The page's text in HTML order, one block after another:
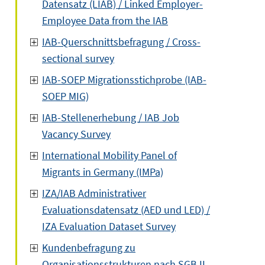
Datensatz (LIAB) / Linked Employer-
Employee Data from the IAB
IAB-Querschnittsbefragung / Cross-
sectional survey
IAB-SOEP Migrationsstichprobe (IAB-
SOEP MIG)
IAB-Stellenerhebung / IAB Job
Vacancy Survey
International Mobility Panel of
Migrants in Germany (IMPa)
IZA/IAB Administrativer
Evaluationsdatensatz (AED und LED) /
IZA Evaluation Dataset Survey
Kundenbefragung zu